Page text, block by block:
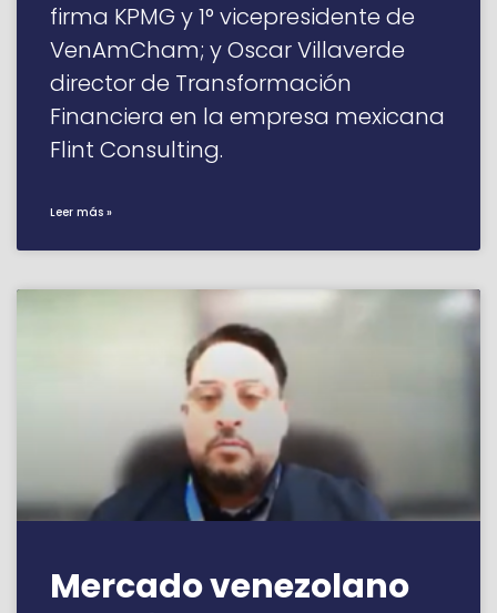
firma KPMG y 1° vicepresidente de
VenAmCham; y Oscar Villaverde
director de Transformación
Financiera en la empresa mexicana
Flint Consulting.
Leer más »
Mercado venezolano